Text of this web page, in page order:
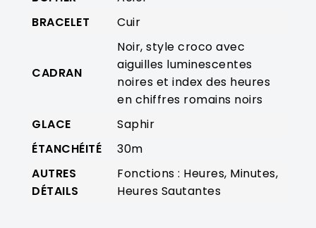
BRACELET
Cuir
CADRAN
Noir, style croco avec
aiguilles luminescentes
noires et index des heures
en chiffres romains noirs
GLACE
Saphir
ÉTANCHÉITÉ
30m
AUTRES
DÉTAILS
Fonctions : Heures, Minutes,
Heures Sautantes